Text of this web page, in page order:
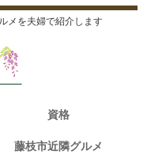
メを夫婦で紹介します
資格
藤枝市近隣グルメ